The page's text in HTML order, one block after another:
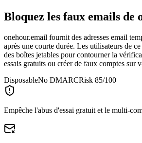
Bloquez les faux emails de
onehour.email fournit des adresses email
après une courte durée. Les utilisateurs de
des boîtes jetables pour contourner la
essais gratuits ou créer de faux comptes sur
DisposableNo DMARCRisk 85/100
Empêche l'abus d'essai gratuit et le multi-